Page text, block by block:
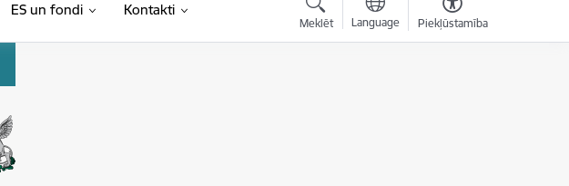
ES un fondi Kontakti
Meklēt Language Piekļūstamība